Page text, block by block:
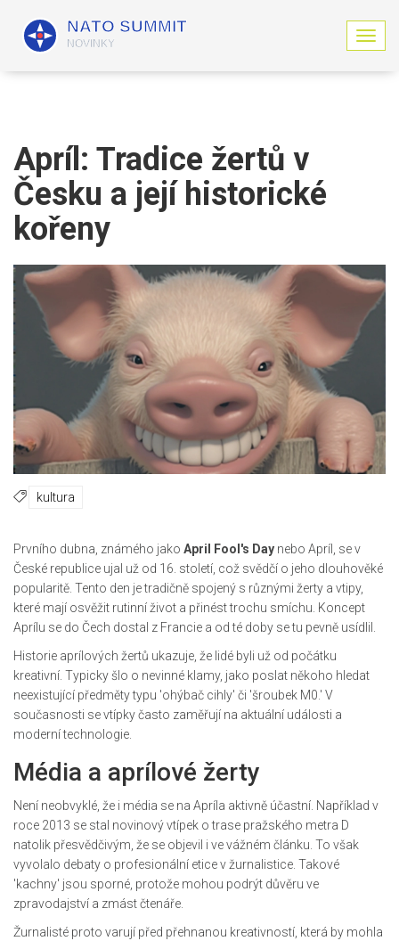
Z
o
a
c
Apríl: Tradice žertů v
Česku a její historické
kořeny
kultura
Prvního dubna, známého jako April Fool's Day nebo Apríl, se v
České republice ujal už od 16. století, což svědčí o jeho dlouhověké
popularitě. Tento den je tradičně spojený s různými žerty a vtipy,
které mají osvěžit rutinní život a přinést trochu smíchu. Koncept
Aprílu se do Čech dostal z Francie a od té doby se tu pevně usídlil.
Historie aprílových žertů ukazuje, že lidé byli už od počátku
kreativní. Typicky šlo o nevinné klamy, jako poslat někoho hledat
neexistující předměty typu 'ohýbač cihly' či 'šroubek M0.' V
současnosti se vtípky často zaměřují na aktuální události a
moderní technologie.
Média a aprílové žerty
Není neobvyklé, že i média se na Apríla aktivně účastní. Například v
roce 2013 se stal novinový vtípek o trase pražského metra D
natolik přesvědčivým, že se objevil i ve vážném článku. To však
vyvolalo debaty o profesionální etice v žurnalistice. Takové
'kachny' jsou sporné, protože mohou podrýt důvěru ve
zpravodajství a zmást čtenáře.
Žurnalisté proto varují před přehnanou kreativností, která by mohla